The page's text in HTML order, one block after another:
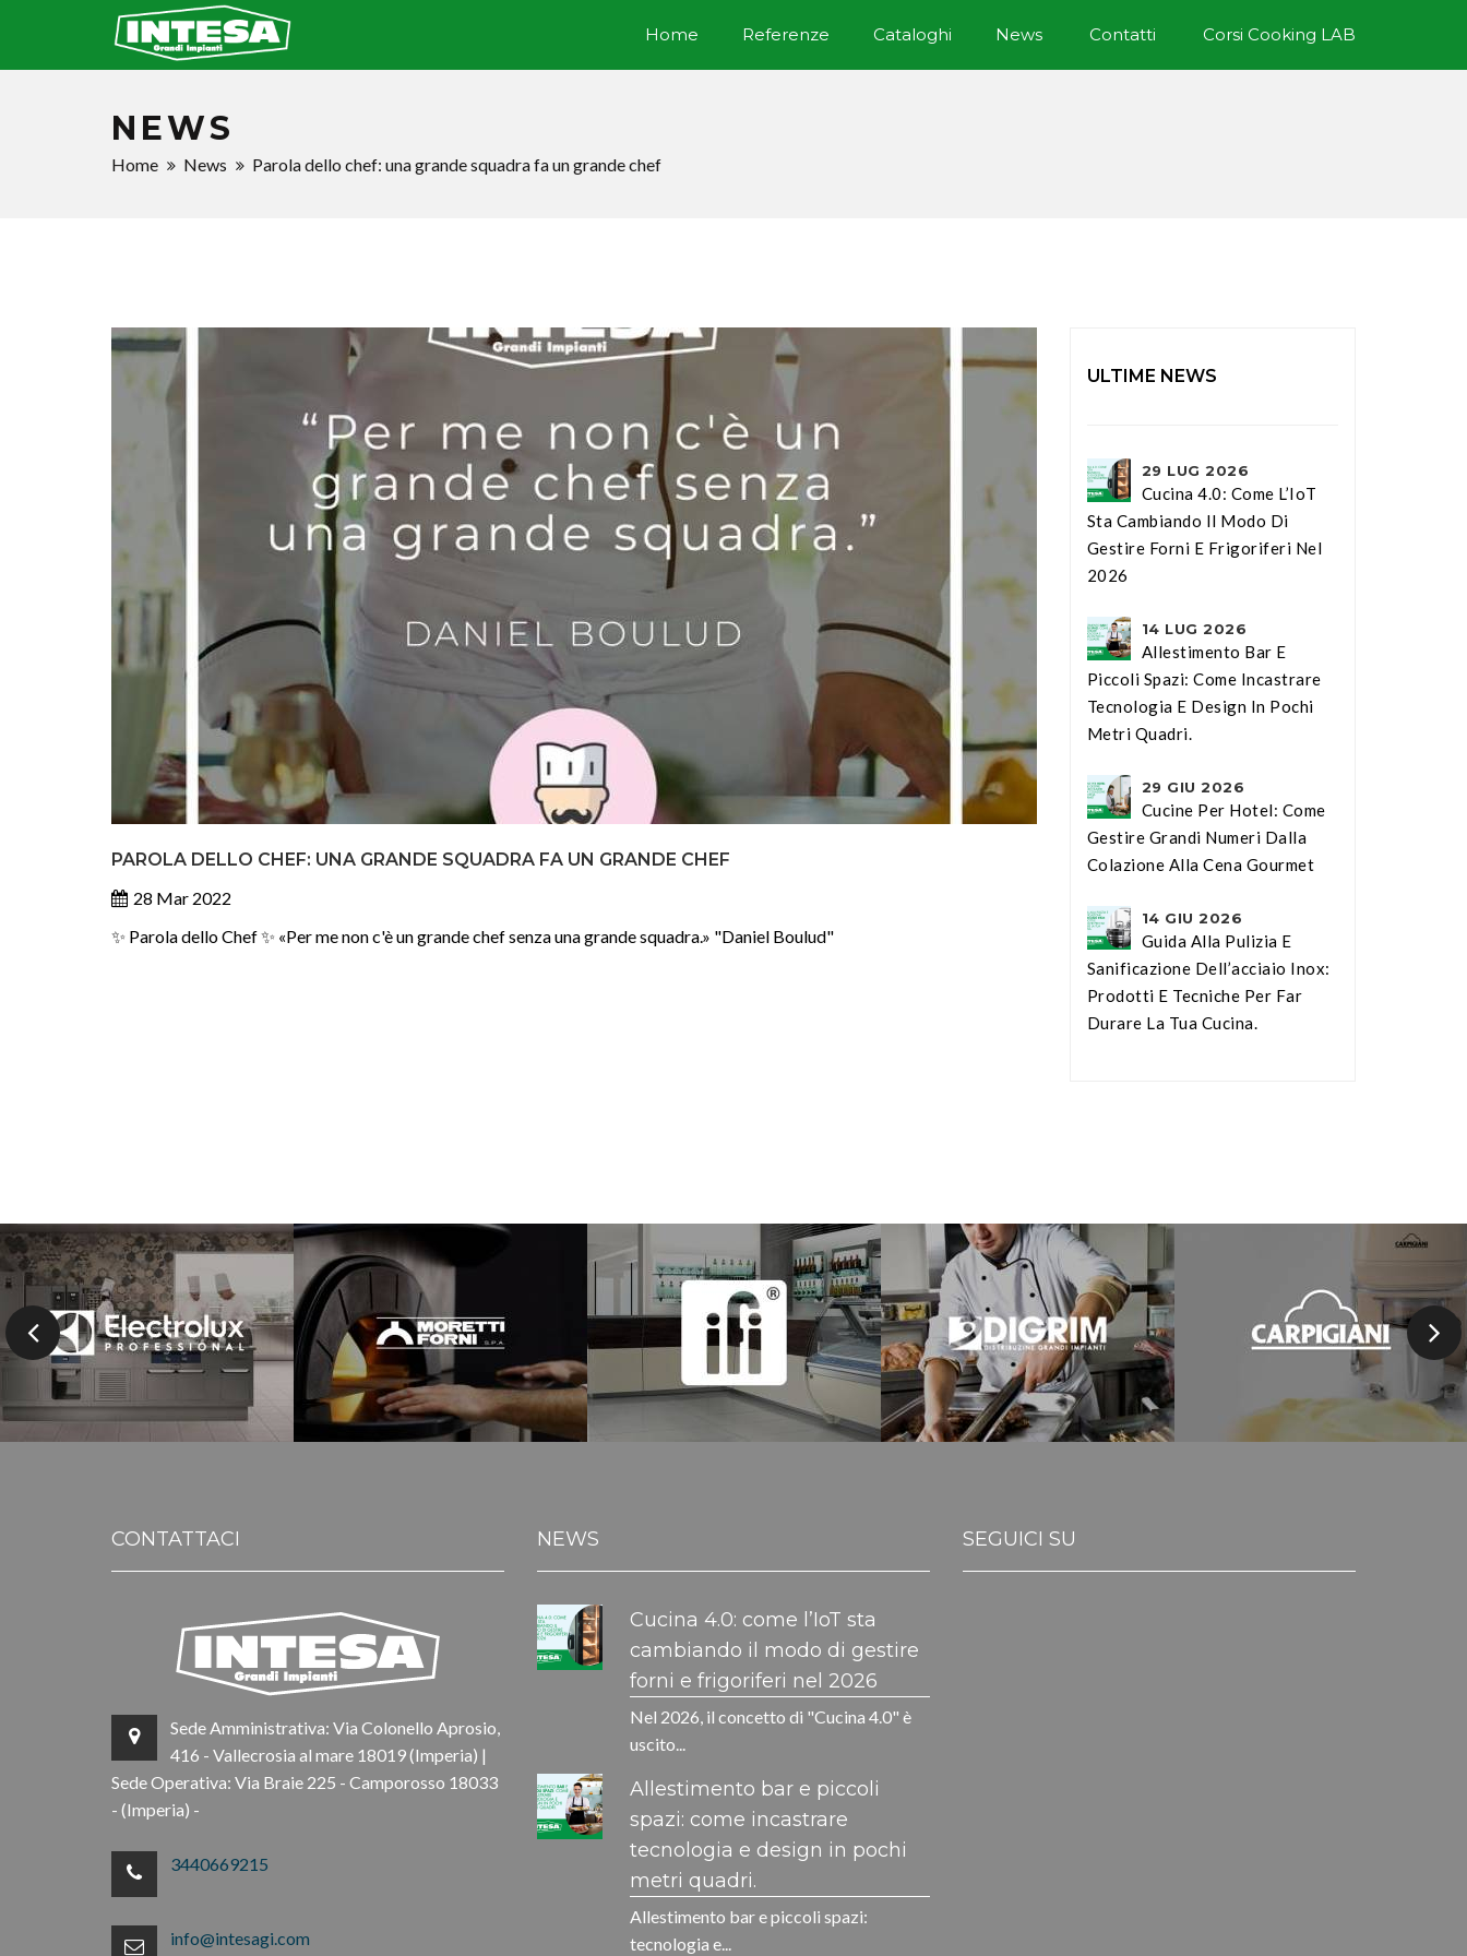
Home Referenze Cataloghi News Contatti Corsi Cooking LAB
NEWS
Home News Parola dello chef: una grande squadra fa un grande chef
PAROLA DELLO CHEF: UNA GRANDE SQUADRA FA UN GRANDE CHEF
28 Mar 2022
✨ Parola dello Chef ✨ «Per me non c'è un grande chef senza una grande squadra.» "Daniel Boulud"
ULTIME NEWS
29 LUG 2026
Cucina 4.0: Come L’IoT
Sta Cambiando Il Modo Di
Gestire Forni E Frigoriferi Nel
2026
14 LUG 2026
Allestimento Bar E
Piccoli Spazi: Come Incastrare
Tecnologia E Design In Pochi
Metri Quadri.
29 GIU 2026
Cucine Per Hotel: Come
Gestire Grandi Numeri Dalla
Colazione Alla Cena Gourmet
14 GIU 2026
Guida Alla Pulizia E
Sanificazione Dell’acciaio Inox:
Prodotti E Tecniche Per Far
Durare La Tua Cucina.
CONTATTACI
Sede Amministrativa: Via Colonello Aprosio,
416 - Vallecrosia al mare 18019 (Imperia) |
Sede Operativa: Via Braie 225 - Camporosso 18033
- (Imperia) -
3440669215
info@intesagi.com
NEWS
Cucina 4.0: come l’IoT sta
cambiando il modo di gestire
forni e frigoriferi nel 2026
Nel 2026, il concetto di "Cucina 4.0" è
uscito...
Allestimento bar e piccoli
spazi: come incastrare
tecnologia e design in pochi
metri quadri.
Allestimento bar e piccoli spazi:
tecnologia e...
SEGUICI SU